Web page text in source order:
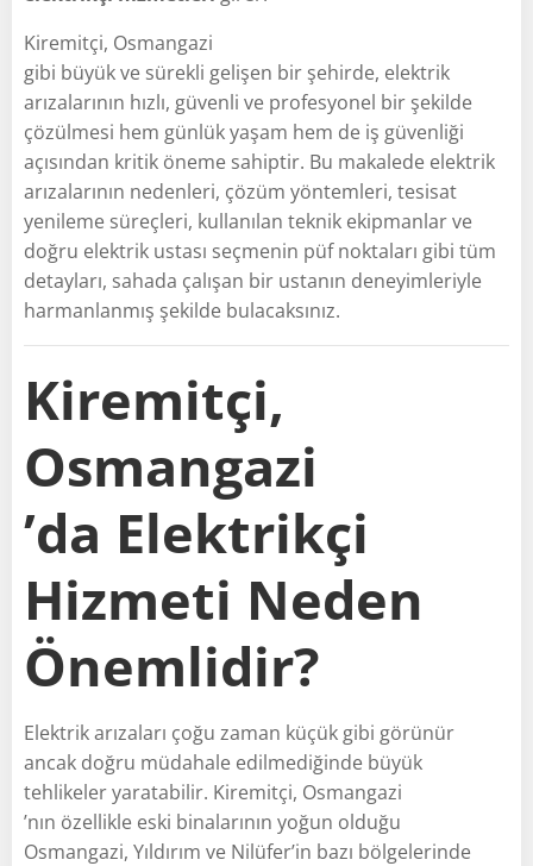
Kiremitçi, Osmangazi
gibi büyük ve sürekli gelişen bir şehirde, elektrik
arızalarının hızlı, güvenli ve profesyonel bir şekilde
çözülmesi hem günlük yaşam hem de iş güvenliği
açısından kritik öneme sahiptir. Bu makalede elektrik
arızalarının nedenleri, çözüm yöntemleri, tesisat
yenileme süreçleri, kullanılan teknik ekipmanlar ve
doğru elektrik ustası seçmenin püf noktaları gibi tüm
detayları, sahada çalışan bir ustanın deneyimleriyle
harmanlanmış şekilde bulacaksınız.
Kiremitçi,
Osmangazi
’da Elektrikçi
Hizmeti Neden
Önemlidir?
Elektrik arızaları çoğu zaman küçük gibi görünür
ancak doğru müdahale edilmediğinde büyük
tehlikeler yaratabilir. Kiremitçi, Osmangazi
’nın özellikle eski binalarının yoğun olduğu
Osmangazi, Yıldırım ve Nilüfer’in bazı bölgelerinde